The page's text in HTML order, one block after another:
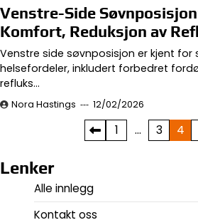
Venstre-Side
Komfort, Reduksjon av
Venstre side søvnposisjon er kjent for
helsefordeler, inkludert forbedret
refluks…
Nora Hastings 12/02/2026
pagination
1 … 3 4
Lenker
Alle innlegg
Kontakt oss